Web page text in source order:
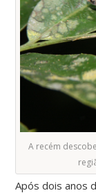
A recém
Após dois anos